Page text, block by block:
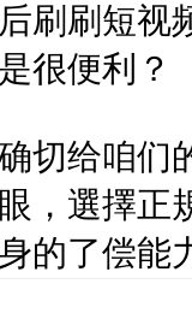
刷刷短
很便利？
切给咱们
，選擇正
的了偿能